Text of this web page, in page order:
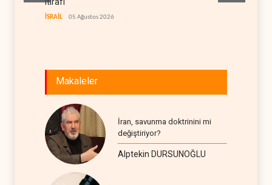
itirafı
İSRAİL 05 Ağustos 2026
Makaleler
İran, savunma doktrinini mi
değiştiriyor?
Alptekin DURSUNOĞLU